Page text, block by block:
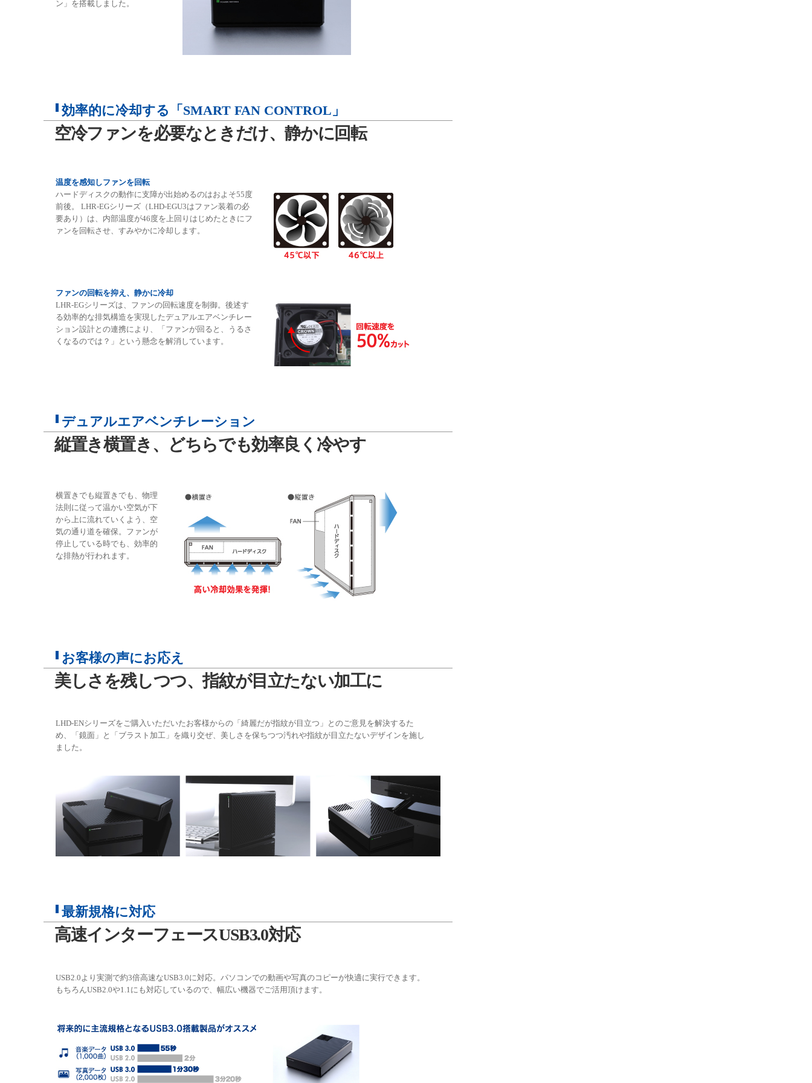
ン」を搭載しました。
効率的に冷却する「SMART FAN CONTROL」
空冷ファンを必要なときだけ、静かに回転
温度を感知しファンを回転
ハードディスクの動作に支障が出始めるのはおよそ55度
前後。 LHR-EGシリーズ（LHD-EGU3はファン装着の必
要あり）は、内部温度が46度を上回りはじめたときにフ
ァンを回転させ、すみやかに冷却します。
ファンの回転を抑え、静かに冷却
LHR-EGシリーズは、ファンの回転速度を制御。後述す
る効率的な排気構造を実現したデュアルエアベンチレー
ション設計との連携により、「ファンが回ると、うるさ
くなるのでは？」という懸念を解消しています。
デュアルエアベンチレーション
縦置き横置き、どちらでも効率良く冷やす
横置きでも縦置きでも、物理
法則に従って温かい空気が下
から上に流れていくよう、空
気の通り道を確保。ファンが
停止している時でも、効率的
な排熱が行われます。
お客様の声にお応え
美しさを残しつつ、指紋が目立たない加工に
LHD-ENシリーズをご購入いただいたお客様からの「綺麗だが指紋が目立つ」とのご意見を解決するた
め、「鏡面」と「ブラスト加工」を織り交ぜ、美しさを保ちつつ汚れや指紋が目立たないデザインを施し
ました。
最新規格に対応
高速インターフェースUSB3.0対応
USB2.0より実測で約3倍高速なUSB3.0に対応。パソコンでの動画や写真のコピーが快適に実行できます。
もちろんUSB2.0や1.1にも対応しているので、幅広い機器でご活用頂けます。